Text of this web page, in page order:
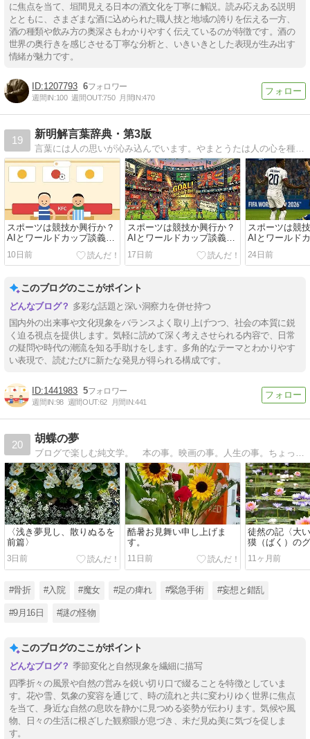
に焦点を当て、垣間見える日本の酒文化を丁寧に解説。読み応えある説明
とともに、さまざまな酒に込められた職人技と地域の誇りを伝える一方、
酒の種類や飲み方の奥深さもわかりやすく伝えているのが特徴です。酒の
世界の奥行きを感じさせる丁寧な分析と、いきいきとした表現が生み出す
情緒が魅力です。
1207793 6
週間IN:100 週間OUT:750 月間IN:470
19
新明解言葉辞典・第3版
言葉には人の思いが沁み込んでいます。やまとうたは人の心を種としてよろづの言の葉とぞなれりける─古今和歌集仮名序
スポーツは競技か興行か？
AIとワールドカップ談義
（下）
10日前
スポーツは競技か興行か？
AIとワールドカップ談義
（中）
17日前
スポーツは競
AIとワールド
（上）
24日前
このブログのここがポイント
多彩な話題と深い洞察力を併せ持つ
国内外の出来事や文化現象をバランスよく取り上げつつ、社会の本質に鋭
く迫る視点を提供します。気軽に読めて深く考えさせられる内容で、日常
の疑問や時代の潮流を知る手助けをします。多角的なテーマとわかりやす
い表現で、読むたびに新たな発見が得られる構成です。
1441983 5
週間IN:98 週間OUT:62 月間IN:441
20
胡蝶の夢
〈浅き夢見し、散りぬるを
前篇〉
3日前
酷暑お見舞い申し上げま
す。
11日前
徒然の記〈大
獏（ばく）の
11ヶ月前
#骨折 #入院 #魔女 #足の痺れ #緊急手術 #妄想と錯乱
#9月16日 #謎の怪物
このブログのここがポイント
季節変化と自然現象を繊細に描写
四季折々の風景や自然の営みを鋭い切り口で綴ることを特徴としていま
す。花や雪、気象の変容を通じて、時の流れと共に変わりゆく世界に焦点
を当て、身近な自然の息吹を静かに見つめる姿勢が伝わります。気候や風
物、日々の生活に根ざした観察眼が息づき、未だ見ぬ美に気づを促しま
す。